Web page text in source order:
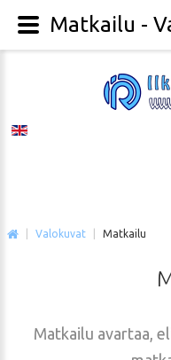
Valokuvat Matkailu
Matkailu avartaa,